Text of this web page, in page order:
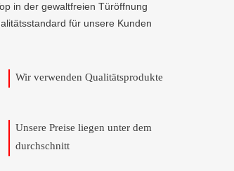
in der gewaltfreien Türöffnung
für unsere Kunden
Wir verwenden Qualitätsprodukte
Unsere Preise liegen unter dem
durchschnitt